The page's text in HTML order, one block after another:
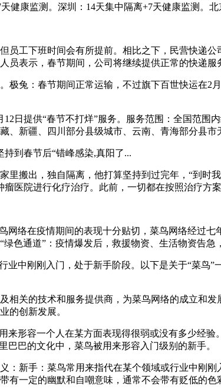
健康监测。深圳：14天集中隔离+7天健康监测。
员工下班时间会有所提前。相比之下，民营快递
员表示，春节期间，公司将继续提供正常的快递服
极兔：春节期间正常运输，不过旗下百世快运在
12日提供“春节不打烊”服务。服务范围：全国范
、新疆、四川部分县级城市、云南、青海部分县市
到春节后“错峰感染,真阳了...
里搬出，独自隔离，他打算坚持到过完年，“到时
医院进行化疗治疗。此前，一切都在按照治疗方案
网络在疫情期间的表现十分贴切，菜鸟网络经过
色通道”：疫情爆发后，救援物资、生活物资告急
业中刚刚入门，处于新手阶段。以下是关于“菜
相关的技术和服务提供商，为菜鸟网络的成立和
的创新发展。
来形容一个人在某方面表现得很弱或没有多少经
巴巴的文化中，菜鸟被用来形容入门级别的新手。
：新手：菜鸟常用来指代在某个领域或行业中刚
有一定的幽默和自嘲意味，通常不会带有贬低的色